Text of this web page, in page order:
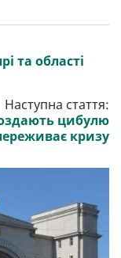
та області
Наступна стаття:
цибулю
кризу